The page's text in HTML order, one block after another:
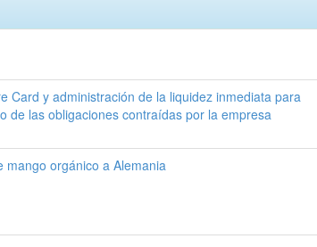
Card y administración de la liquidez inmediata para
de las obligaciones contraídas por la empresa
mango orgánico a Alemania